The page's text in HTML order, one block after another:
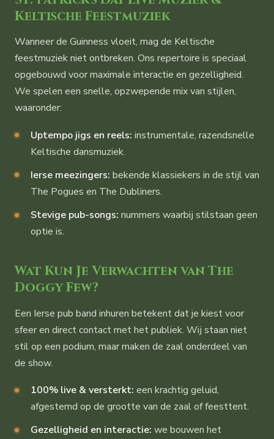
Keltische Feestmuziek
Wanneer de Guinness vloeit, mag de Keltische
feestmuziek niet ontbreken. Ons repertoire is speciaal
opgebouwd voor maximale interactie en gezelligheid.
We spelen een snelle, opzwepende mix van stijlen,
waaronder:
Uptempo jigs en reels: instrumentale, razendsnelle
Keltische dansmuziek.
Ierse meezingers: bekende klassiekers in de stijl van
The Pogues en The Dubliners.
Stevige pub-songs: nummers waarbij stilstaan geen
optie is.
Wat Kun Je Verwachten van The
Doggy Few?
Een Ierse pub band inhuren betekent dat je kiest voor
sfeer en direct contact met het publiek. Wij staan niet
stil op een podium, maar maken de zaal onderdeel van
de show.
100% live & versterkt: een krachtig geluid,
afgestemd op de grootte van de zaal of feesttent.
Gezelligheid en interactie: we bouwen het